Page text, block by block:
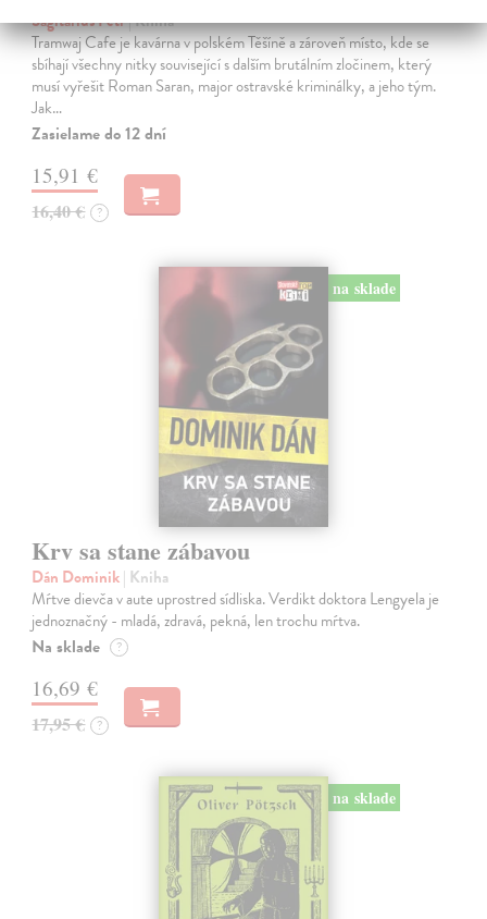
Sagitarius Petr| Kniha
Tramwaj Cafe je kavárna v polském Těšíně a zároveň místo, kde se
sbíhají všechny nitky související s dalším brutálním zločinem, který
musí vyřešit Roman Saran, major ostravské kriminálky, a jeho tým.
Jak…
Zasielame do 12 dní
15,91 €
16,40 € ?
na sklade
Krv sa stane zábavou
Dán Dominik| Kniha
Mŕtve dievča v aute uprostred sídliska. Verdikt doktora Lengyela je
jednoznačný - mladá, zdravá, pekná, len trochu mŕtva.
Na sklade ?
16,69 €
17,95 € ?
na sklade